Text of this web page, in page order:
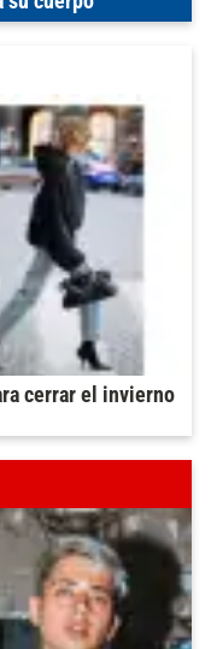
cerrar el invierno